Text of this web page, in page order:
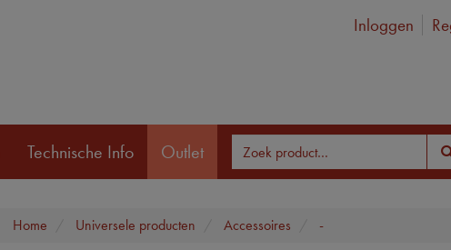
Inloggen
Technische Info Outlet
Home Universele producten Accessoires -